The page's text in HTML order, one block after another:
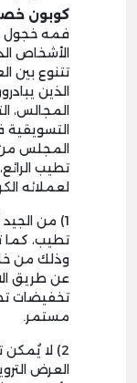
كوبون
فمه خجول
الأشخاص
تتنوع بين
الذين
المجالس،
التسويقية
المجلس من
تطيب
لعملائه
1) من
تطيب، كما
وذلك من
عن طريق
تخفيضات
مستمر.
2) لا يُمكن تفعيل
العرض